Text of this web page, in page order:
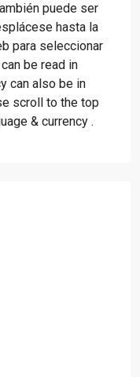
puede ser
hasta la
para seleccionar
be read in
can also be in
scroll to the top
& currency .